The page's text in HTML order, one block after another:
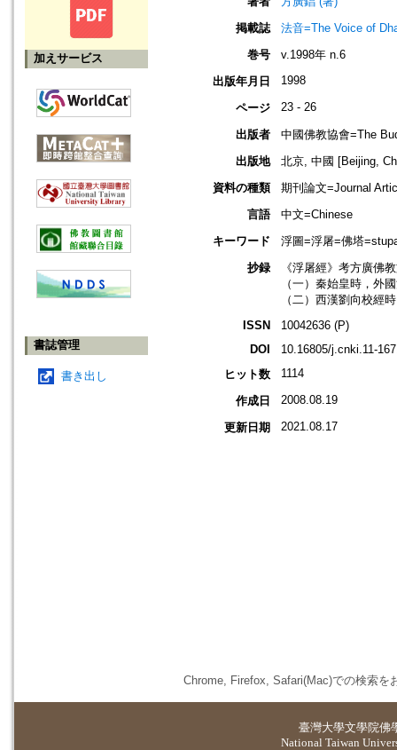
加えサービス
書誌管理
書き出し
掲載誌
法音=The Voice of
巻号
v.1998年 n.6
出版年月日
1998
ページ 23 - 26
出版者
中國佛教協會=The
出版地
北京, 中國 [Beijing,
資料の種類
期刊論文=Journal
言語
中文=Chinese
キーワード
浮圖=浮屠=佛塔
抄録
《浮屠經》考方廣佛
（一）秦始皇時，外
（二）西漢劉向校經
ISSN
10042636 (P)
DOI
10.16805/j.cnki.11-
ヒット数
1114
作成日 2008.08.19
更新日期 2021.08.17
Chrome, Firefox, Safari(Mac)での検索を
臺灣大學文學院佛
National Taiwan